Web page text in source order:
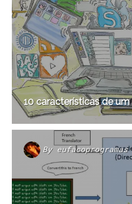
10 características de
By eufacoprogramas